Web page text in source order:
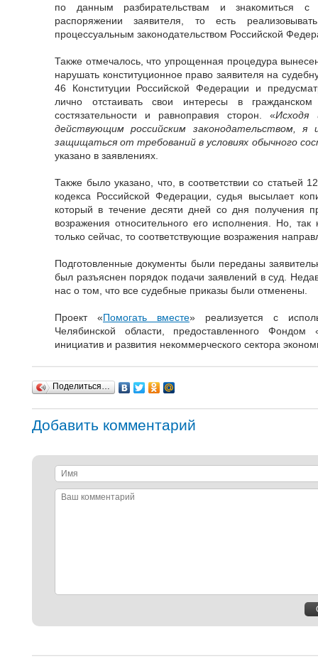
по данным разбирательствам и знакомиться
распоряжении заявителя, то есть
процессуальным законодательством Российской
Также отмечалось, что упрощенная процедура
нарушать конституционное право заявителя на
46 Конституции Российской Федерации и
лично отстаивать свои интересы в гражданском
состязательности и равноправия сторон. «
действующим российским законодательством, я
защищаться от требований в условиях обычного
указано в заявлениях.
Также было указано, что, в соответствии со статьей
кодекса Российской Федерации, судья высылает
который в течение десяти дней со дня получения
возражения относительного его исполнения. Но, так
только сейчас, то соответствующие возражения
Подготовленные документы были переданы
был разъяснен порядок подачи заявлений в суд.
нас о том, что все судебные приказы были отменены.
Проект «Помогать вместе» реализуется с
Челябинской области, предоставленного Фондом
инициатив и развития некоммерческого сектора
Поделиться…
Добавить комментарий
Имя
Ваш